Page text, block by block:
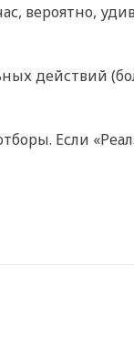
вероятно,
действий
Если